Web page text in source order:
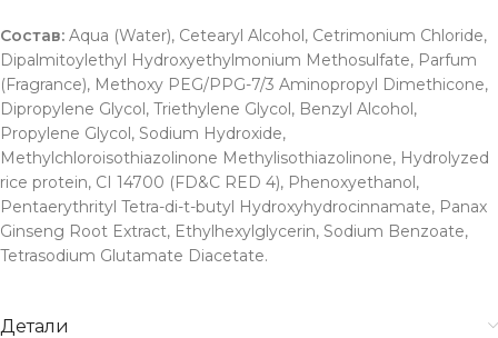
Состав: Aqua (Water), Cetearyl Alcohol, Cetrimonium Chloride,
Dipalmitoylethyl Hydroxyethylmonium Methosulfate, Parfum
(Fragrance), Methoxy PEG/PPG-7/3 Aminopropyl Dimethicone,
Dipropylene Glycol, Triethylene Glycol, Benzyl Alcohol,
Propylene Glycol, Sodium Hydroxide,
Methylchloroisothiazolinone Methylisothiazolinone, Hydrolyzed
rice protein, CI 14700 (FD&C RED 4), Phenoxyethanol,
Pentaerythrityl Tetra-di-t-butyl Hydroxyhydrocinnamate, Panax
Ginseng Root Extract, Ethylhexylglycerin, Sodium Benzoate,
Tetrasodium Glutamate Diacetate.
Детали